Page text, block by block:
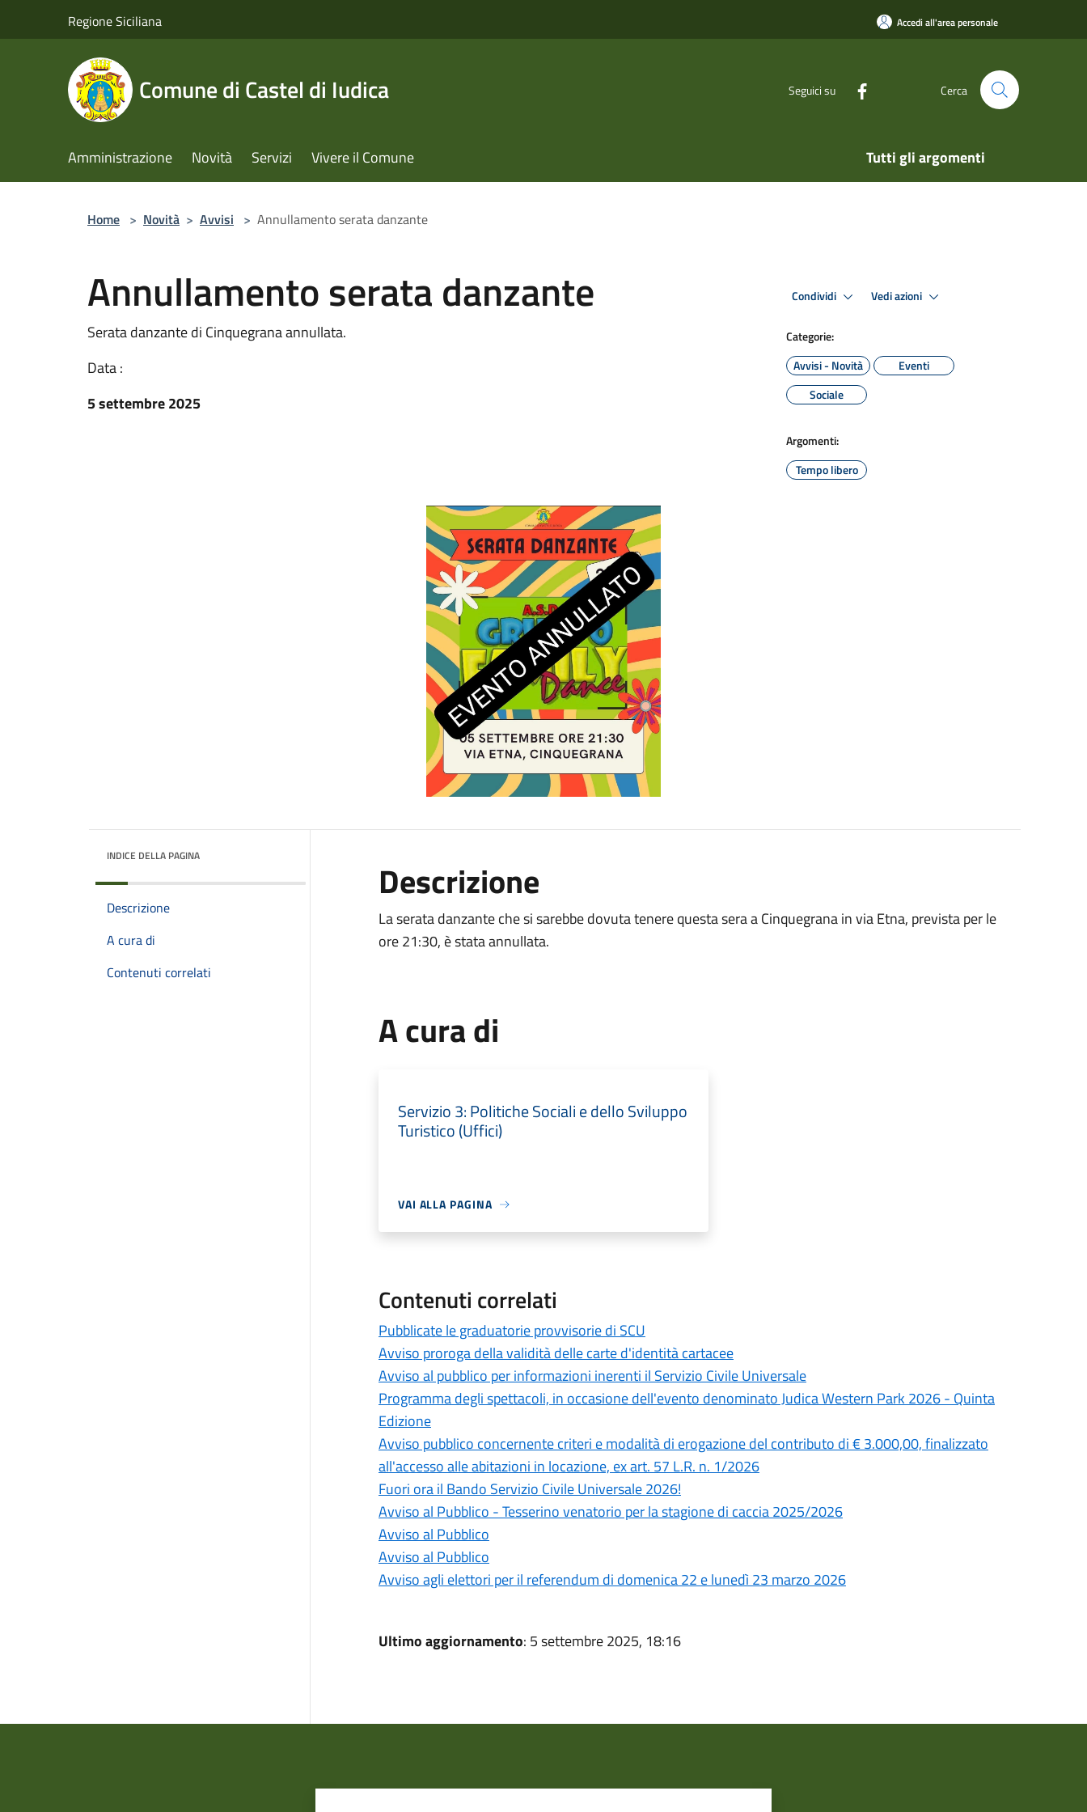
Regione Siciliana Accedi all'area personale
Comune di Castel di Iudica Seguici su Cerca
Amministrazione Novità Servizi Vivere il Comune Tutti gli argomenti
Home > Novità > Avvisi > Annullamento serata danzante
Annullamento serata danzante
Serata danzante di Cinquegrana annullata.
Data :
5 settembre 2025
Condividi Vedi azioni
Categorie:
Avvisi - Novità
Eventi
Sociale
Argomenti:
Tempo libero
INDICE DELLA PAGINA
Descrizione
A cura di
Contenuti correlati
Descrizione
La serata danzante che si sarebbe dovuta tenere questa sera a Cinquegrana in via Etna, prevista per le
ore 21:30, è stata annullata.
A cura di
Servizio 3: Politiche Sociali e dello Sviluppo
Turistico (Uffici)
VAI ALLA PAGINA
Contenuti correlati
Pubblicate le graduatorie provvisorie di SCU
Avviso proroga della validità delle carte d'identità cartacee
Avviso al pubblico per informazioni inerenti il Servizio Civile Universale
Programma degli spettacoli, in occasione dell'evento denominato Judica Western Park 2026 - Quinta
Edizione
Avviso pubblico concernente criteri e modalità di erogazione del contributo di € 3.000,00, finalizzato
all'accesso alle abitazioni in locazione, ex art. 57 L.R. n. 1/2026
Fuori ora il Bando Servizio Civile Universale 2026!
Avviso al Pubblico - Tesserino venatorio per la stagione di caccia 2025/2026
Avviso al Pubblico
Avviso al Pubblico
Avviso agli elettori per il referendum di domenica 22 e lunedì 23 marzo 2026
Ultimo aggiornamento: 5 settembre 2025, 18:16